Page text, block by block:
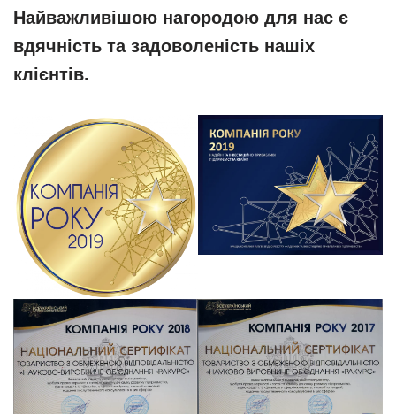
Найважливішою нагородою для нас є
вдячність та задоволеність нашіх
клієнтів.